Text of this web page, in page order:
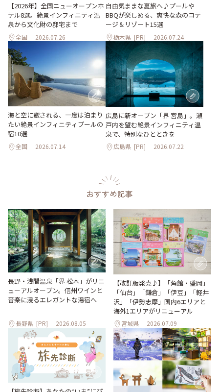
【2026年】全国ニューオープンホ
テル8選。絶景インフィニティ温
泉から文化財の邸宅まで
全国 2026.07.26
自由気ままな夏旅へ♪プールや
BBQが楽しめる、爽快な森のコテ
ージ＆リゾート15選
栃木県 [PR] 2026.07.24
海と空に癒される、一度は泊まり
たい絶景インフィニティプールの
宿10選
全国 2026.07.14
広島に新オープン「界 宮島」。瀬
戸内を望む絶景インフィニティ温
泉で、特別なひとときを
広島県 [PR] 2026.07.22
おすすめ記事
長野・浅間温泉「界 松本」がリニ
ューアルオープン。信州ワインと
音楽に浸るエレガントな湯宿へ
長野県 [PR] 2026.08.05
【改訂版発売♪】「角館・盛岡」
「仙台」「鎌倉」「伊豆」「軽井
沢」「伊勢志摩」国内6エリアと
海外1エリアがリニューアル
宮城県 2026.07.09